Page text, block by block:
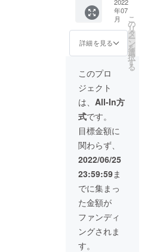
のみ
※支援
時、必
ず備考
欄に掲
載を希
前をご
ださ
い。 ・
掲載期
間：2年
・掲載
方法：
お名前
または
ネーム
の文字
のみ ③
ばずー
る公式
応援団
用のデ
たは
ニック
ネーム
を
buzzule
の
SUPPO
RTER（
支援者
ペー
ジ）に
掲載さ
せてい
ただき
ます。
※支援
時、必
ず備考
欄に掲
載を希
望され
るお名
前をご
65ｍｍ
ｘ65ｍ
ｍ）1
枚・ス
テッ
カー
（約50
ｍｍｘ
50ｍ
ｍ）1枚
のセッ
ト。 ②
ばずー
るオリ
ジナル
トート
バッグ
（A4
コット
ンバッ
グ・ナ
チュラ
ル。本
体/約
年07
月
詳細を見る
こ
の
リ
タ
ー
ン
を
選
択
す
る
このプロ
ジェクト
は、 All-In方
式です。
目標金額に
関わらず、
2022/06/25
23:59:59ま
でに集まっ
た金額が
ファンディ
ングされま
す。